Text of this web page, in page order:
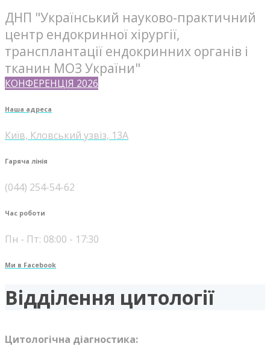
ДНП "Український науково-практичний
центр ендокринної хірургії,
трансплантації ендокринних органів і
тканин МОЗ України"
КОНФЕРЕНЦІЯ 2026
Наша адреса
Київ, Кловський узвіз, 13А
Гаряча лінія
(044) 254-54-62
Час роботи
Пн - Пт: 08:00 - 17:30
Ми в Facebook
Відділення цитології
Цитологічна діагностика: